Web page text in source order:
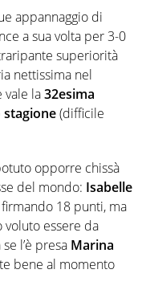
appannaggio di
a sua volta per 3-0
superiorità
nettissima nel
vale la32esima
(difficile
opporre chissà
del mondo: Isabelle
18 punti, ma
voluto essere da
l’è presa Marina
bene al momento